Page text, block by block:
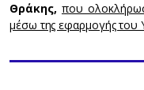
Θράκης, που
μέσω της εφαρμογής του